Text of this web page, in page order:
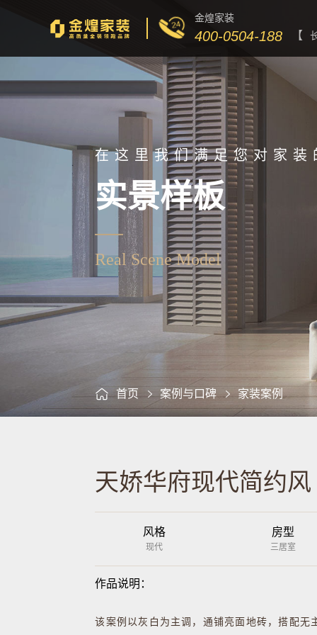
金煌家装
400-0504-188 【
在这里我们满足您对家
实景样板
Real Scene Model
首页 案例与口碑 家装案例
天娇华府现代简约风
风格
现代
房型
三居室
作品说明：
该案例以灰白为主调，通铺亮面地砖，搭配